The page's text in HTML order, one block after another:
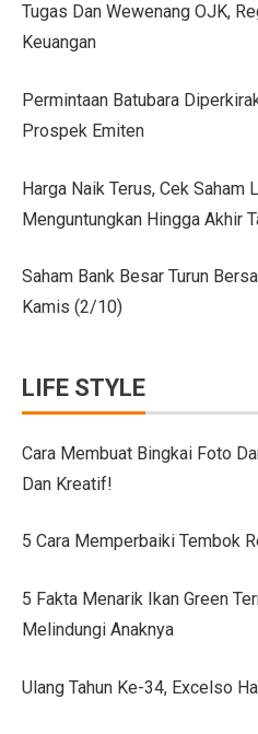
Pengalaman
Persaingan BMW
Citroen C3 Sport
Uji Coba Mobil
Jeep Gladiator
GIIAS Bandung
10 Model Batu
Cara Membuat
Tips Menata
Tugas Dan Wewenang OJK,
Keuangan
Permintaan Batubara
Prospek Emiten
Harga Naik Terus, Cek Saham
Menguntungkan Hingga Akhir
Saham Bank Besar Turun
Kamis (2/10)
LIFE STYLE
Cara Membuat Bingkai Foto
Dan Kreatif!
5 Cara Memperbaiki Tembok
5 Fakta Menarik Ikan Green
Melindungi Anaknya
Ulang Tahun Ke-34, Excelso